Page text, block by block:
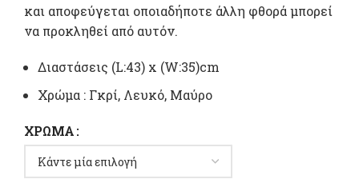
και αποφεύγεται οποιαδήποτε άλλη φθορά μπορεί
να προκληθεί από αυτόν.
Διαστάσεις (L:43) x (W:35)cm
Χρώμα : Γκρί, Λευκό, Μαύρο
ΧΡΏΜΑ